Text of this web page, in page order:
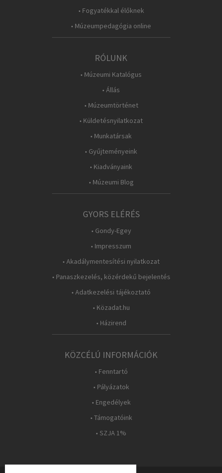
• Fogyatékkal élőknek
• Múzeumpedagógia online
RÓLUNK
• Múzeumi Katalógus
• Állás
• Múzeumtörténet
• Küldetésnyilatkozat
• Munkatársak
• Gyűjteményeink
• Kiadványaink
• Múzeumi Blog
GYORS ELÉRÉS
• Gondy-Egey
• Impresszum
• Akadálymentesítési nyilatkozat
• Panaszkezelés, közérdekű bejelentés
• Adatkezelési tájékoztató
• Közadat.hu
• Házirend
KÖZCÉLÚ INFORMÁCIÓK
• Fenntartó
• Pályázatok
• Engedélyek
• Támogatóink
• SZJA 1%